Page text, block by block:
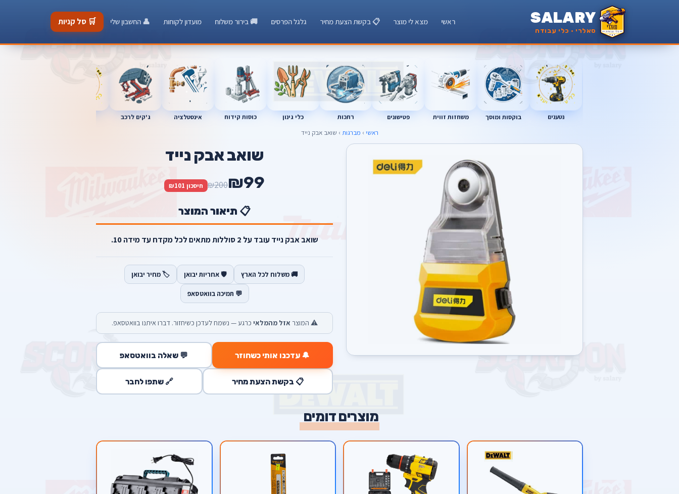
SALARY
סאלרי · כלי עבודה
ראשי מצא לי מוצר 📋 בקשת הצעת מחיר גלגל הפרסים 🚚 בירור משלוח מועדון לקוחות 👤 החשבון שלי 🛒 סל קניות
נטענים בוקסות ומוסך משחזות זווית פטישונים רתכות כלי גינון כוסות קידוח אינסטלציה ג'קים לרכב
ראשי › מברגות › שואב אבק נייד
שואב אבק נייד
₪99
₪200 חיסכון ₪101
📋 תיאור המוצר
שואב אבק נייד עובד על 2 סוללות מתאים לכל מקדח עד מידה 10.
🚚 משלוח לכל הארץ 🛡️ אחריות יבואן 🏷️ מחיר יבואן
💬 תמיכה בוואטסאפ
⚠️ המוצר אזל מהמלאי כרגע — נשמח לעדכן כשיחזור. דברו איתנו בוואטסאפ.
🔔 עדכנו אותי כשחוזר 💬 שאלה בוואטסאפ
📋 בקשת הצעת מחיר 🔗 שתפו לחבר
מוצרים דומים